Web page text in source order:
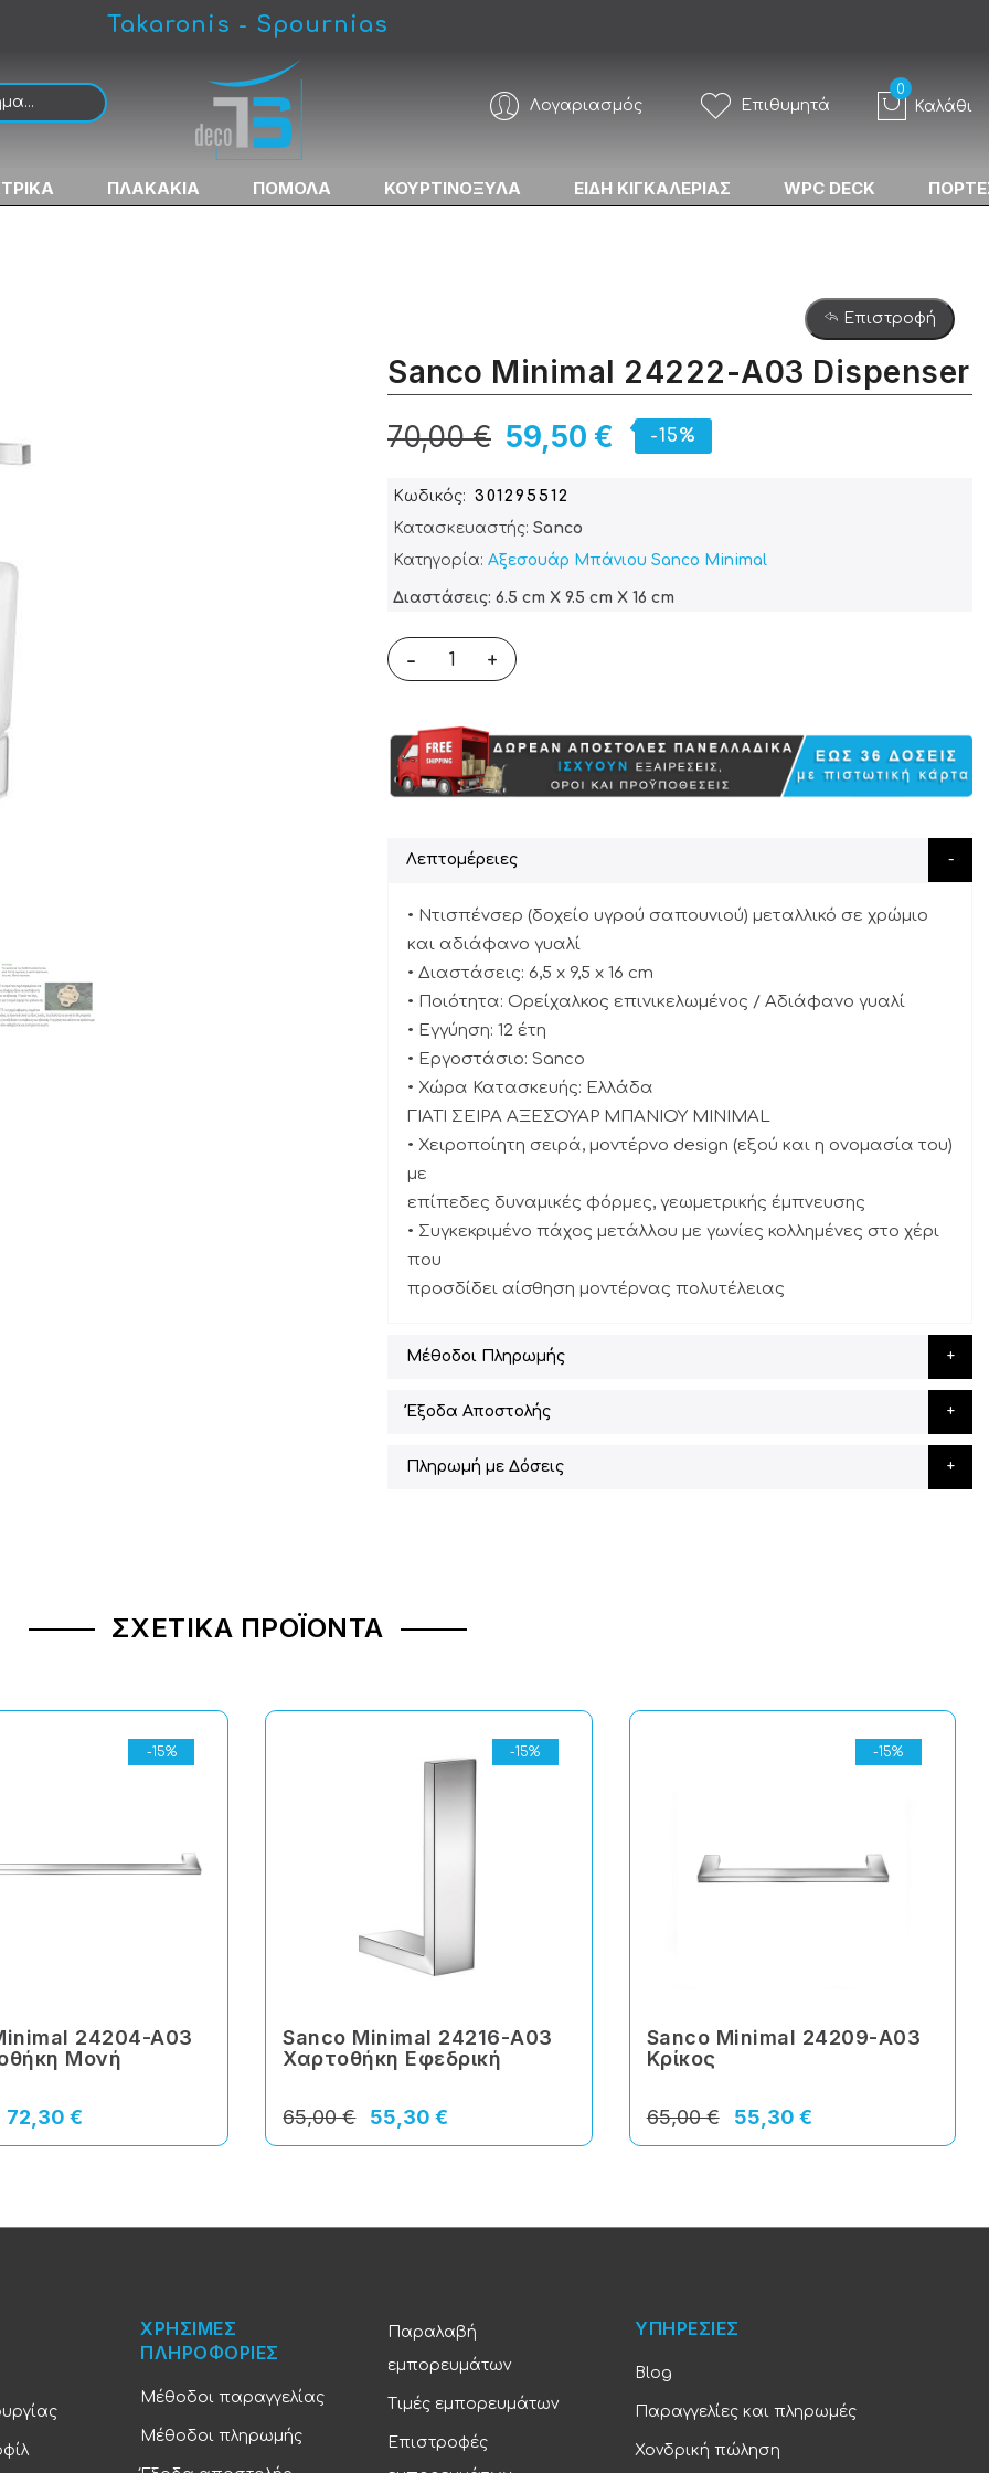
Takaronis - Spournias
Λογαριασμός Επιθυμητά Καλάθι
ΠΛΑΚΑΚΙΑ ΠΟΜΟΛΑ ΚΟΥΡΤΙΝΟΞΥΛΑ ΕΙΔΗ ΚΙΓΚΑΛΕΡΙΑΣ WPC DECK
Επιστροφή
Sanco Minimal 24222-Α03 Dispenser
59,50 €
70,00 € -15%
Κωδικός
301295512
Κατασκευαστής: Sanco
Κατηγορία: Αξεσουάρ Μπάνιου Sanco Minimal
Διαστάσεις: 6.5 cm X 9.5 cm X 16 cm
- +
Λεπτομέρειες
• Ντισπένσερ (δοχείο υγρού σαπουνιού) μεταλλικό σε χρώμιο
και αδιάφανο γυαλί
• Διαστάσεις: 6,5 x 9,5 x 16 cm
• Ποιότητα: Ορείχαλκος επινικελωμένος / Αδιάφανο γυαλί
• Εγγύηση: 12 έτη
• Εργοστάσιο: Sanco
• Χώρα Κατασκευής: Ελλάδα
ΓΙΑΤΙ ΣΕΙΡΑ ΑΞΕΣΟΥΑΡ ΜΠΑΝΙΟΥ MINIMAL
• Χειροποίητη σειρά, μοντέρνο design (εξού και η ονομασία του)
με
επίπεδες δυναμικές φόρμες, γεωμετρικής έμπνευσης
• Συγκεκριμένο πάχος μετάλλου με γωνίες κολλημένες στο χέρι
που
προσδίδει αίσθηση μοντέρνας πολυτέλειας
Μέθοδοι Πληρωμής
Έξοδα Αποστολής
Πληρωμή με Δόσεις
ΣΧΕΤΙΚΆ ΠΡΟΪΌΝΤΑ
-15%
24204-A03
Μονή
72,30 €
-15%
Sanco Minimal 24216-Α03
Χαρτοθήκη Εφεδρική
55,30 €
65,00 €
-15%
Sanco Minimal 24209-Α03
Κρίκος
55,30 €
65,00 €
ΧΡΗΣΙΜΕΣ
ΠΛΗΡΟΦΟΡΙΕΣ
Μέθοδοι παραγγελίας
Μέθοδοι πληρωμής
Παραλαβή
εμπορευμάτων
Τιμές εμπορευμάτων
Επιστροφές
ΥΠΗΡΕΣΙΕΣ
Blog
Παραγγελίες και πληρωμές
Χονδρική πώληση